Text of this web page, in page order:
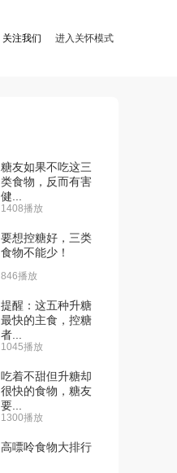
关注我们 进入关怀模式
糖友如果不吃这三
类食物，反而有害
健...
1408播放
要想控糖好，三类
食物不能少！
846播放
提醒：这五种升糖
最快的主食，控糖
者...
1045播放
吃着不甜但升糖却
很快的食物，糖友
要...
1300播放
高嘌呤食物大排行